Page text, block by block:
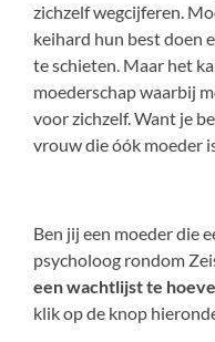
zichzelf wegcijferen.
keihard hun best doen
te schieten. Maar het
moederschap waarbij
voor zichzelf. Want je
vrouw die óók moeder
Ben jij een moeder die
psycholoog rondom
een wachtlijst te
klik op de knop